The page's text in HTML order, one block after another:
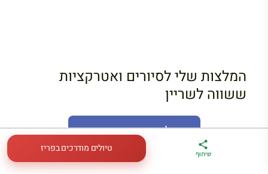
המלצות שלי לסיורים ואטרקציות
ששווה לשריין
פעילויות מעניינות נוספות
ארגז הכלים שלי
מדריך פריז
במתנה
דברו
איתי בווטסאפ
שיתוף טיולים מודרכים בפריז